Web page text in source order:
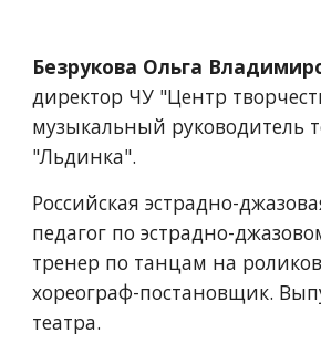
Безрукова Ольга
директор ЧУ "Центр
музыкальный руководитель
"Льдинка".
Российская эстрадно-
педагог по эстрадно-
тренер по танцам на
хореограф-постановщик.
театра.